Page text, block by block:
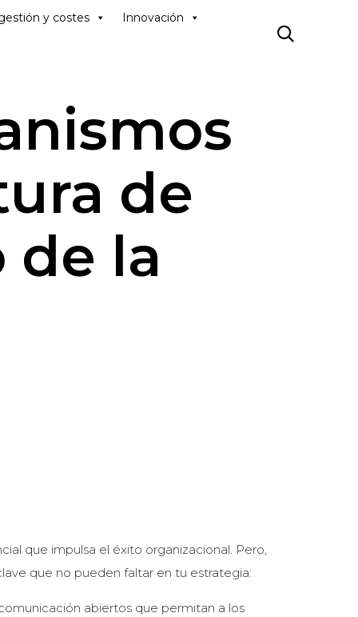
content
y costes Innovación

de
la
que impulsa el éxito organizacional. Pero,
que no pueden faltar en tu estrategia:
abiertos que permitan a los